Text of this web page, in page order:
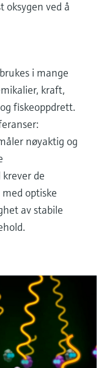
oksygen ved å
i mange
kraft,
fiskeoppdrett.
nøyaktig og
de
optiske
av stabile